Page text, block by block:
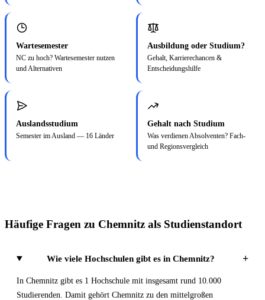
Wartesemester
NC zu hoch? Wartesemester nutzen
und Alternativen
Ausbildung oder Studium?
Gehalt, Karrierechancen &
Entscheidungshilfe
Auslandsstudium
Semester im Ausland — 16 Länder
Gehalt nach Studium
Was verdienen Absolventen? Fach-
und Regionsvergleich
Häufige Fragen zu Chemnitz als Studienstandort
Wie viele Hochschulen gibt es in Chemnitz? +
In Chemnitz gibt es 1 Hochschule mit insgesamt rund 10.000
Studierenden. Damit gehört Chemnitz zu den mittelgroßen